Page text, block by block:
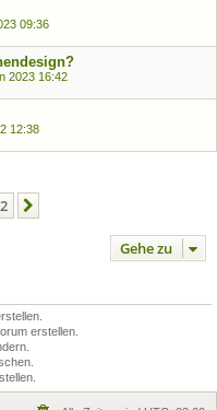
09:36
2023 16:42
12:38
2
Gehe zu
erstellen.